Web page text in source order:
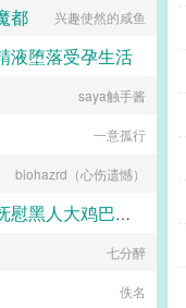
都 兴趣使然的咸鱼
液堕落受孕生活
水少多文酱
saya触手酱
一意孤行
biohazrd（心伤遗憾）
温柔丝袜母用骚烂屁眼抚慰黑人大鸡巴的淫乱群交摄影记录
佚名
七分醉
佚名